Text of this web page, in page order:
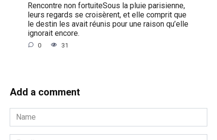
Rencontre non fortuiteSous la pluie parisienne,
leurs regards se croisèrent, et elle comprit que
le destin les avait réunis pour une raison qu’elle
ignorait encore.
0 31
Add a comment
Name
*